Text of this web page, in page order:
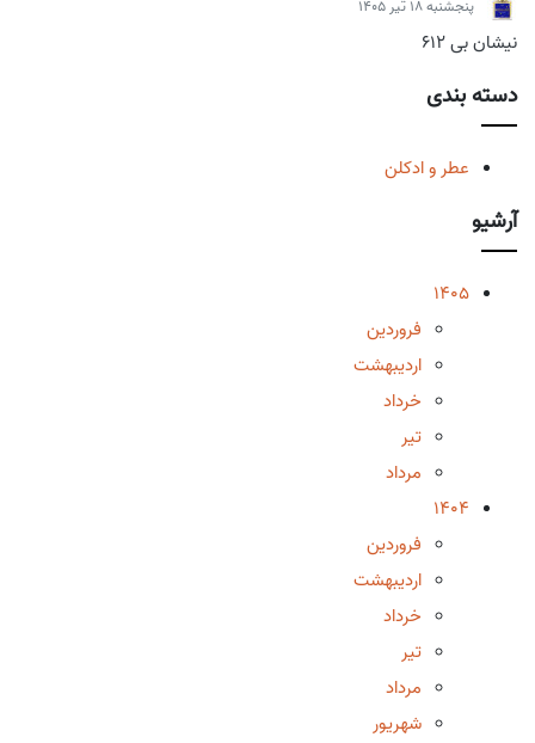
پنجشنبه 18 تیر 1405
نیشان بی 612
دسته بندی
عطر و ادکلن
آرشیو
1405
فروردین
اردیبهشت
خرداد
تیر
مرداد
1404
فروردین
اردیبهشت
خرداد
تیر
مرداد
شهریور